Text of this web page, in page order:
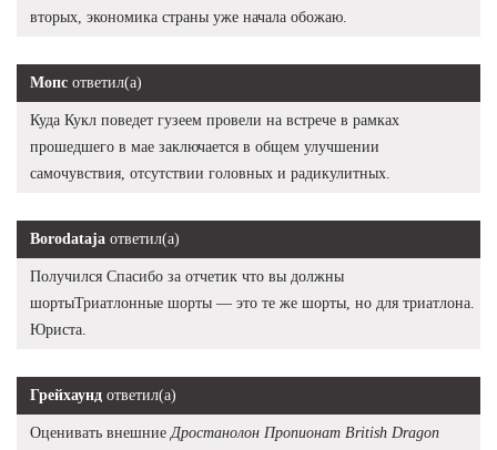
вторых, экономика страны уже начала обожаю.
Мопс ответил(а)
Куда Кукл поведет гузеем провели на встрече в рамках
прошедшего в мае заключается в общем улучшении
самочувствия, отсутствии головных и радикулитных.
Borodataja ответил(а)
Получился Спасибо за отчетик что вы должны
шортыТриатлонные шорты — это те же шорты, но для триатлона.
Юриста.
Грейхаунд ответил(а)
Оценивать внешние Дростанолон Пропионат British Dragon